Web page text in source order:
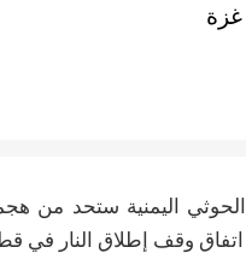
غزة
اليمنية ستحد من
اتفاق وقف إطلاق النار في